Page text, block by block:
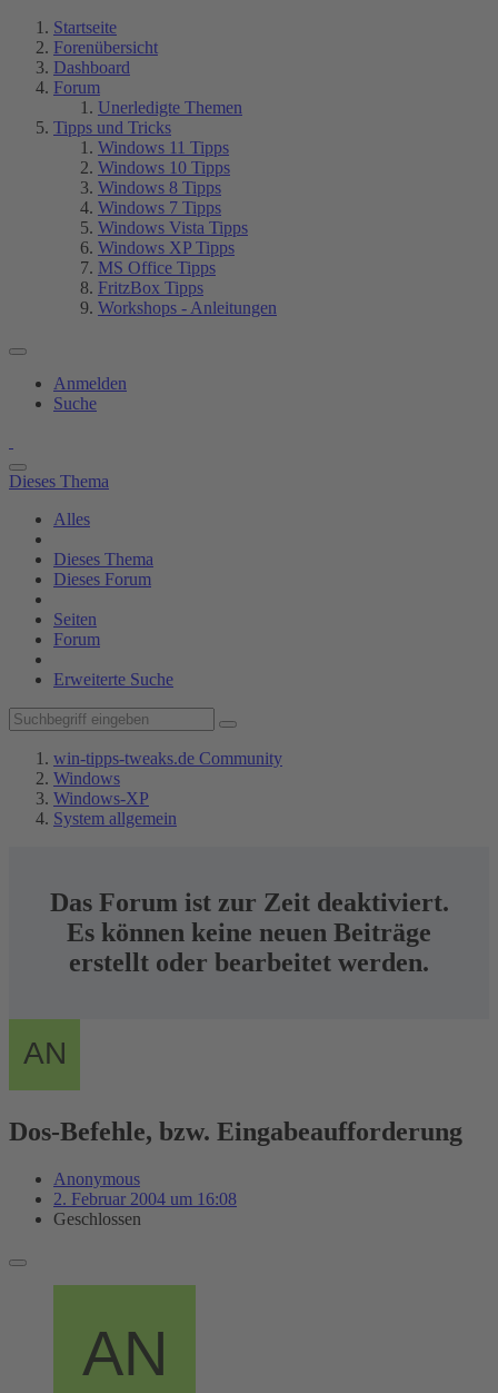
Startseite
Forenübersicht
Dashboard
Forum
Unerledigte Themen
Tipps und Tricks
Windows 11 Tipps
Windows 10 Tipps
Windows 8 Tipps
Windows 7 Tipps
Windows Vista Tipps
Windows XP Tipps
MS Office Tipps
FritzBox Tipps
Workshops - Anleitungen
Anmelden
Suche
Dieses Thema
Alles
Dieses Thema
Dieses Forum
Seiten
Forum
Erweiterte Suche
win-tipps-tweaks.de Community
Windows
Windows-XP
System allgemein
Das Forum ist zur Zeit deaktiviert.
Es können keine neuen Beiträge
erstellt oder bearbeitet werden.
Dos-Befehle, bzw. Eingabeaufforderung
Anonymous
2. Februar 2004 um 16:08
Geschlossen